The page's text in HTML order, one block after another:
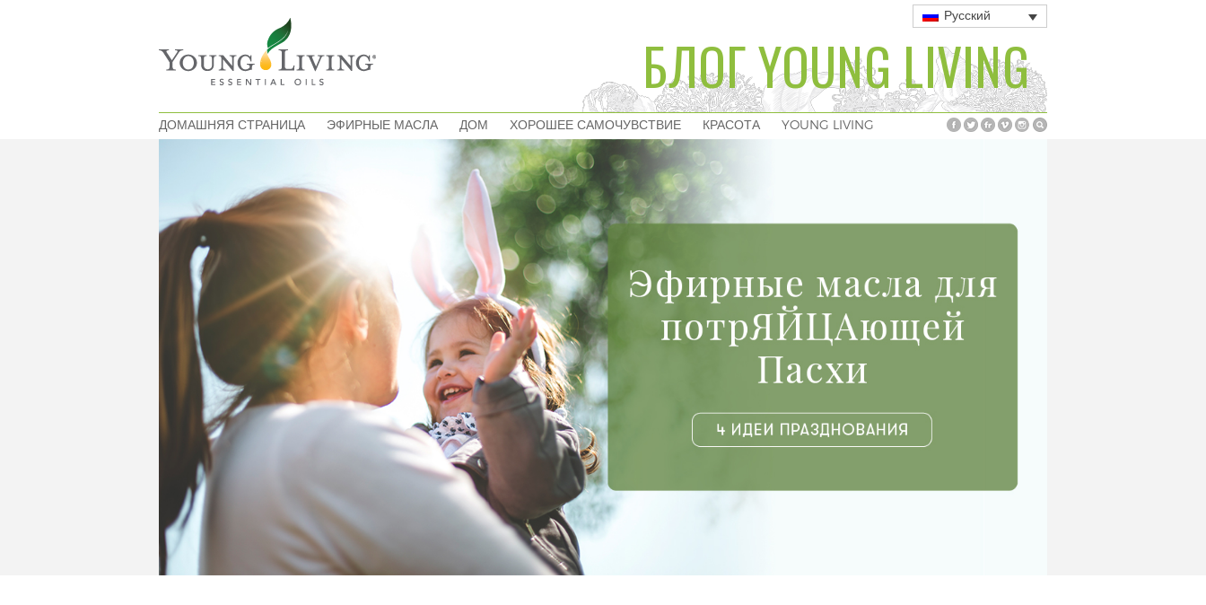
Русский
БЛОГ YOUNG LIVING
ДОМАШНЯЯ СТРАНИЦА ЭФИРНЫЕ МАСЛА ДОМ ХОРОШЕЕ САМОЧУВСТВИЕ КРАСОТА YOUNG LIVING